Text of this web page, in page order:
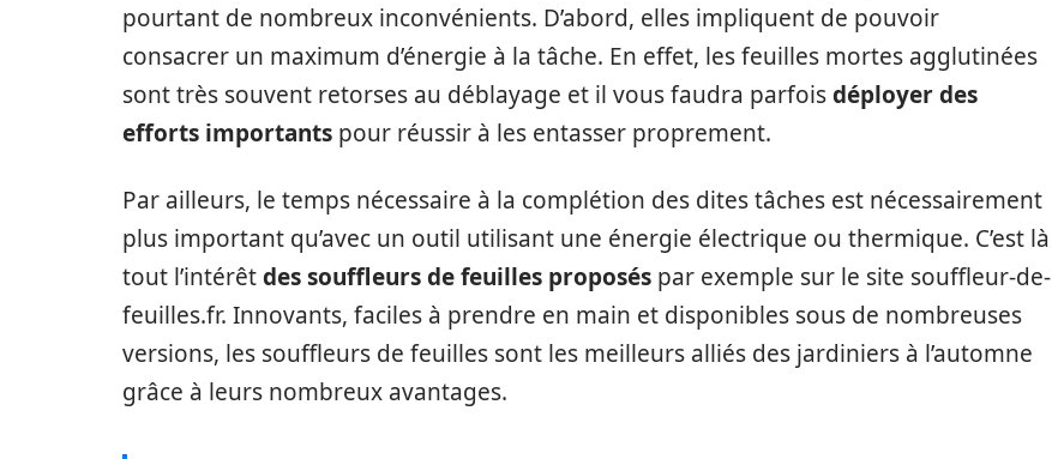
pourtant de nombreux inconvénients. D’abord, elles impliquent de pouvoir
consacrer un maximum d’énergie à la tâche. En effet, les feuilles mortes agglutinées
sont très souvent retorses au déblayage et il vous faudra parfoisdéployer des
efforts importants pour réussir à les entasser proprement.
Par ailleurs, le temps nécessaire à la complétion des dites tâches est nécessairement
plus important qu’avec un outil utilisant une énergie électrique ou thermique. C’est là
tout l’intérêtdes souffleurs de feuilles proposés par exemple sur le site souffleur-de-
feuilles.fr. Innovants, faciles à prendre en main et disponibles sous de nombreuses
versions, les souffleurs de feuilles sont les meilleurs alliés des jardiniers à l’automne
grâce à leurs nombreux avantages.